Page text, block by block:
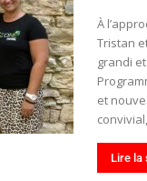
À
Tristan
grandi
et
Lire la